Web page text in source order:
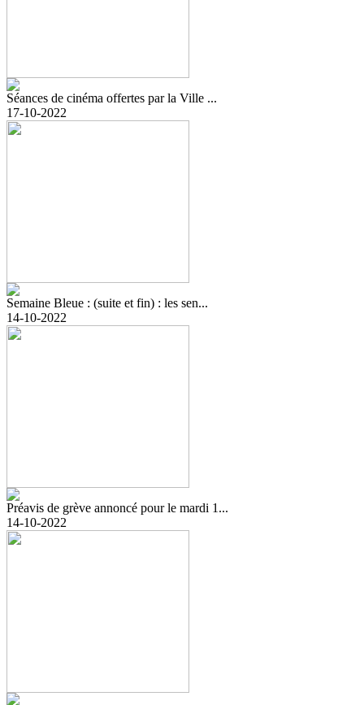
Séances de cinéma offertes par la Ville ...
17-10-2022
Semaine Bleue : (suite et fin) : les sen...
14-10-2022
Préavis de grève annoncé pour le mardi 1...
14-10-2022